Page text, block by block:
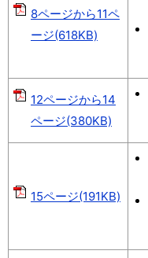
8ページから11ペ
ージ(618KB)
12ページから14
ページ(380KB)
15ページ(191KB)